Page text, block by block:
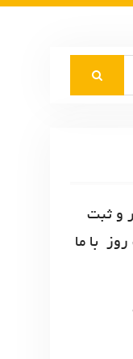
و ثبت
با ما